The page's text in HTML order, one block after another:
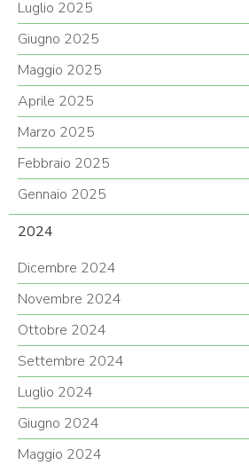
Luglio 2025
Giugno 2025
Maggio 2025
Aprile 2025
Marzo 2025
Febbraio 2025
Gennaio 2025
2024
Dicembre 2024
Novembre 2024
Ottobre 2024
Settembre 2024
Luglio 2024
Giugno 2024
Maggio 2024